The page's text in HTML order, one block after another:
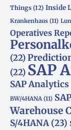
Things (12) Inside
Krankenhaus (11)
Operatives
(22)
(22) SAP
SAP
BW/4HANA (11)
Warehouse
S/4HANA(23)